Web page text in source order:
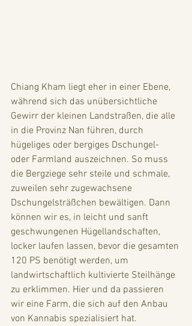
Chiang Kham liegt eher in einer Ebene,
während sich das unübersichtliche
Gewirr der kleinen Landstraßen, die alle
in die Provinz Nan führen, durch
hügeliges oder bergiges Dschungel-
oder Farmland auszeichnen. So muss
die Bergziege sehr steile und schmale,
zuweilen sehr zugewachsene
Dschungelsträßchen bewältigen. Dann
können wir es, in leicht und sanft
geschwungenen Hügellandschaften,
locker laufen lassen, bevor die gesamten
120 PS benötigt werden, um
landwirtschaftlich kultivierte Steilhänge
zu erklimmen. Hier und da passieren
wir eine Farm, die sich auf den Anbau
von Kannabis spezialisiert hat.